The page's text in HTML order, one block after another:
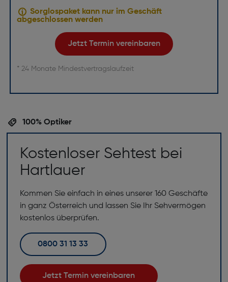
Sorglospaket kann nur im Geschäft
abgeschlossen werden
Jetzt Termin vereinbaren
* 24 Monate Mindestvertragslaufzeit
100% Optiker
Kostenloser Sehtest bei
Hartlauer
Kommen Sie einfach in eines unserer 160 Geschäfte
in ganz Österreich und lassen Sie Ihr Sehvermögen
kostenlos überprüfen.
0800 31 13 33
Jetzt Termin vereinbaren